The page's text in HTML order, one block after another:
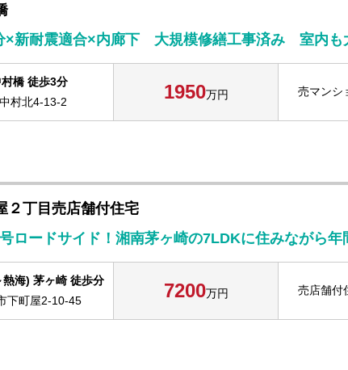
×新耐震適合×内廊下 大規模修繕工事済み 室内も
橋 徒歩3分
村北4-13-2
1950万円 売マンシ
２丁目売店舗付住宅
ロードサイド！湘南茅ヶ崎の7LDKに住みながら年
海) 茅ヶ崎 徒歩分
下町屋2-10-45
7200万円 売店舗付